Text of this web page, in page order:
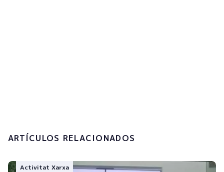
ARTÍCULOS RELACIONADOS
Activitat Xarxa